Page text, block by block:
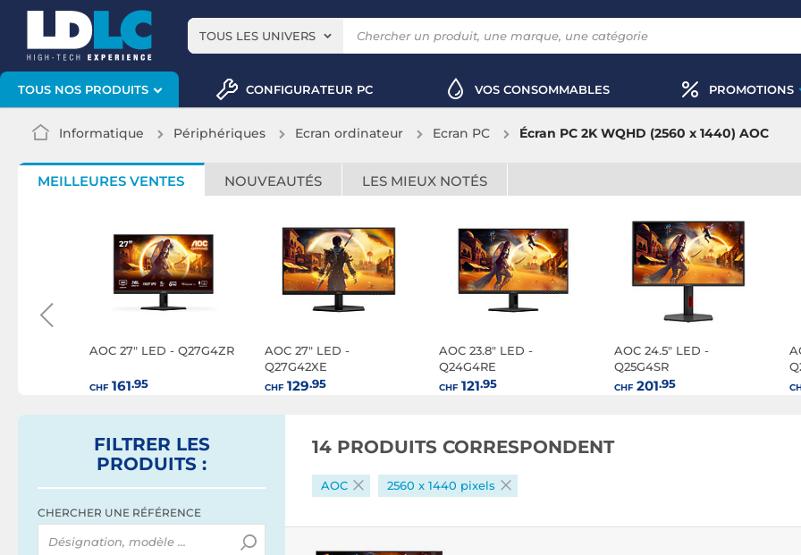
TOUS LES UNIVERS
TOUS NOS PRODUITS CONFIGURATEUR PC VOS CONSOMMABLES PROMOTIONS
Informatique Périphériques Ecran ordinateur Ecran PC Écran PC 2K WQHD (2560 x 1440) AOC
MEILLEURES VENTES NOUVEAUTÉS LES MIEUX NOTÉS
AOC 27" LED - Q27G4ZR
CHF161.95
AOC 27" LED -
Q27G42XE
CHF129.95
AOC 23.8" LED -
Q24G4RE
CHF121.95
AOC 24.5" LED -
Q25G4SR
CHF201.95
FILTRER LES
PRODUITS :
CHERCHER UNE RÉFÉRENCE
14 PRODUITS CORRESPONDENT
AOC 2560 x 1440 pixels